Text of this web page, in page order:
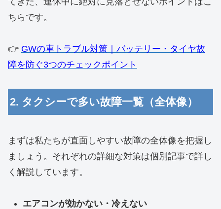
ちらです。
👉 GWの車トラブル対策｜バッテリー・タイヤ故
障を防ぐ3つのチェックポイント
2. タクシーで多い故障一覧（全体像）
まずは私たちが直面しやすい故障の全体像を把握し
ましょう。それぞれの詳細な対策は個別記事で詳し
く解説しています。
エアコンが効かない・冷えない